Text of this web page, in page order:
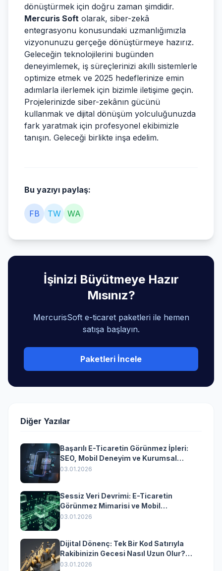
dönüştürmek için doğru zaman şimdidir.
Mercuris Soft olarak, siber-zekâ
entegrasyonu konusundaki uzmanlığımızla
vizyonunuzu gerçeğe dönüştürmeye hazırız.
Geleceğin teknolojilerini bugünden
deneyimlemek, iş süreçlerinizi akıllı sistemlerle
optimize etmek ve 2025 hedeflerinize emin
adımlarla ilerlemek için bizimle iletişime geçin.
Projelerinizde siber-zekânın gücünü
kullanmak ve dijital dönüşüm yolculuğunuzda
fark yaratmak için profesyonel ekibimizle
tanışın. Geleceği birlikte inşa edelim.
Bu yazıyı paylaş:
FB TW WA
İşinizi Büyütmeye Hazır
Mısınız?
MercurisSoft e-ticaret paketleri ile hemen
satışa başlayın.
Paketleri İncele
Diğer Yazılar
Başarılı E-Ticaretin Görünmez İpleri:
SEO, Mobil Deneyim ve Kurumsal
Yazılımın Kazandıran Senkronizasyonu
03.01.2026
Sessiz Veri Devrimi: E-Ticaretin
Görünmez Mimarisi ve Mobil
Dönüşümün Kurumsal Anahtarı
03.01.2026
Dijital Dönenç: Tek Bir Kod Satırıyla
Rakibinizin Gecesi Nasıl Uzun Olur?
(Kurumsal Yazılımın Güçlü Rolü)
03.01.2026